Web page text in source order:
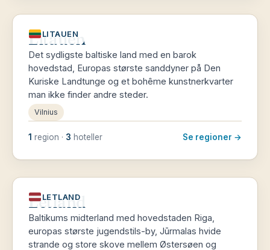
LITAUEN
Litauen
Det sydligste baltiske land med en barok
hovedstad, Europas største sanddyner på Den
Kuriske Landtunge og et bohême kunstnerkvarter
man ikke finder andre steder.
Vilnius
1 region · 3 hoteller Se regioner →
LETLAND
Letland
Baltikums midterland med hovedstaden Riga,
europas største jugendstils-by, Jūrmalas hvide
strande og store skove mellem Østersøen og